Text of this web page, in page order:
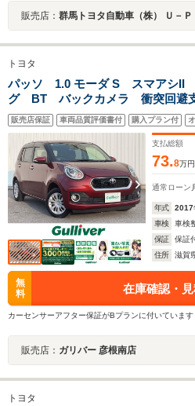
販売店： 群馬トヨタ自動車（株） Ｕ－
トヨタ
パッソ 1.0 モーダ S スマアシII
グ BT バックカメラ 衝突回避
脱警報機能 誤発進抑制制御機
LEDオートライト フォグ ステ
キー ETC
販売店保証 車両品質評価書付 購入プラン付
支払総額
73.8万円
通常ローン
年式 2017
車検
車検
保証
保証
住所
滋賀
無
料
在庫確認・
カーセンサーアフター保証がBプランに付いています
販売店： ガリバー 彦根南店
トヨタ